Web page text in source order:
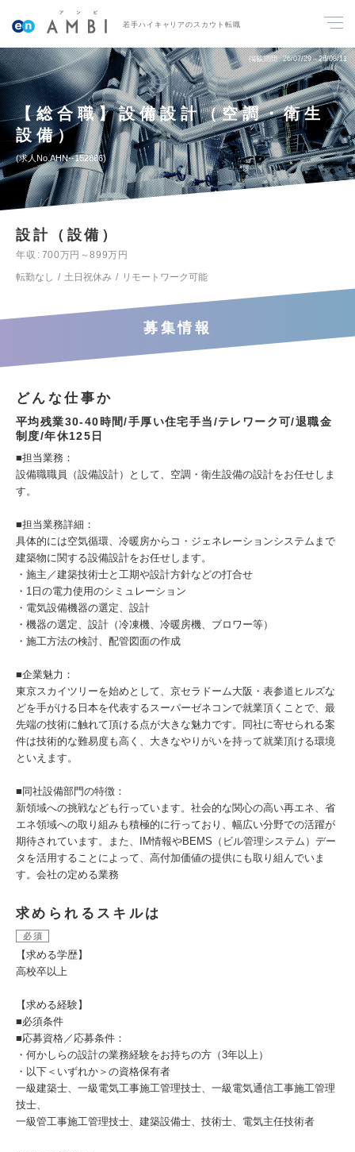
若手ハイキャリアのスカウト転職
掲載期間 26/07/29～26/08/11
【総合職】設備設計（空調・衛生
設備）
求人No.AHN--152886
設計（設備）
年収
700万円～899万円
転勤なし
土日祝休み リモートワーク可能
募集情報
どんな仕事か
平均残業30‐40時間/手厚い住宅手当/テレワーク可/退職金
制度/年休125日
■担当業務：
設備職職員（設備設計）として、空調・衛生設備の設計をお任せしま
す。
■担当業務詳細：
具体的には空気循環、冷暖房からコ・ジェネレーションシステムまで
建築物に関する設備設計をお任せします。
・施主／建築技術士と工期や設計方針などの打合せ
・1日の電力使用のシミュレーション
・電気設備機器の選定、設計
・機器の選定、設計（冷凍機、冷暖房機、ブロワー等）
・施工方法の検討、配管図面の作成
■企業魅力：
東京スカイツリーを始めとして、京セラドーム大阪・表参道ヒルズな
どを手がける日本を代表するスーパーゼネコンで就業頂くことで、最
先端の技術に触れて頂ける点が大きな魅力です。同社に寄せられる案
件は技術的な難易度も高く、大きなやりがいを持って就業頂ける環境
といえます。
■同社設備部門の特徴：
新領域への挑戦なども行っています。社会的な関心の高い再エネ、省
エネ領域への取り組みも積極的に行っており、幅広い分野での活躍が
期待されています。また、IM情報やBEMS（ビル管理システム）デー
タを活用することによって、高付加価値の提供にも取り組んでいま
す。会社の定める業務
求められるスキルは
必須
【求める学歴】
高校卒以上
【求める経験】
■必須条件
■応募資格／応募条件：
・何かしらの設計の業務経験をお持ちの方（3年以上）
・以下＜いずれか＞の資格保有者
一級建築士、一級電気工事施工管理技士、一級電気通信工事施工管理
技士、
一級管工事施工管理技士、建築設備士、技術士、電気主任技術者